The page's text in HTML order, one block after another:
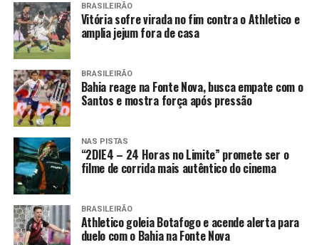
BRASILEIRÃO
Vitória sofre virada no fim contra o Athletico e
amplia jejum fora de casa
BRASILEIRÃO
Bahia reage na Fonte Nova, busca empate com o
Santos e mostra força após pressão
NAS PISTAS
“2DIE4 – 24 Horas no Limite” promete ser o
filme de corrida mais autêntico do cinema
BRASILEIRÃO
Athletico goleia Botafogo e acende alerta para
duelo com o Bahia na Fonte Nova